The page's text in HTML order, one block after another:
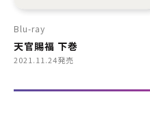
Blu-ray
天官賜福 下巻
2021.11.24発売